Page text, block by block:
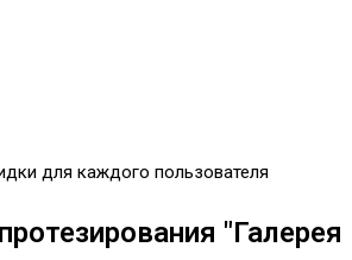
для каждого пользователя
"Галерея